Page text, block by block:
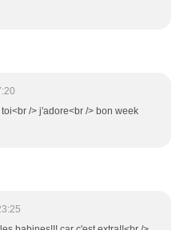
/> j'adore<br /> bon week